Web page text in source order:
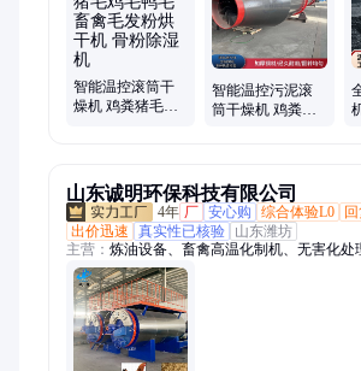
智能温控滚筒干
燥机 鸡粪猪毛鸡
智能温控污泥滚
筒干燥机 鸡粪猪
山东诚明环保科技有限公司
4年 厂 安心购 综合体验L0
出价迅速
真实性已核验
山东潍坊
主营： 炼油设备、畜禽高温化制机、无害化处
备、畜禽无害化处理设备、动物无害化处理设
处理设备